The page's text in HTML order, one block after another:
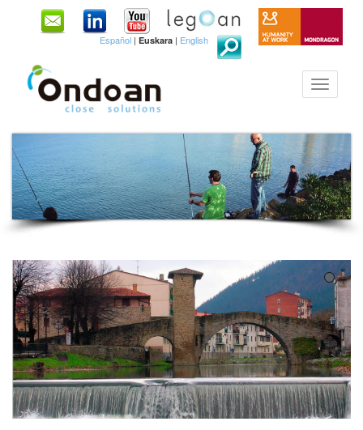
Español | Euskara | English